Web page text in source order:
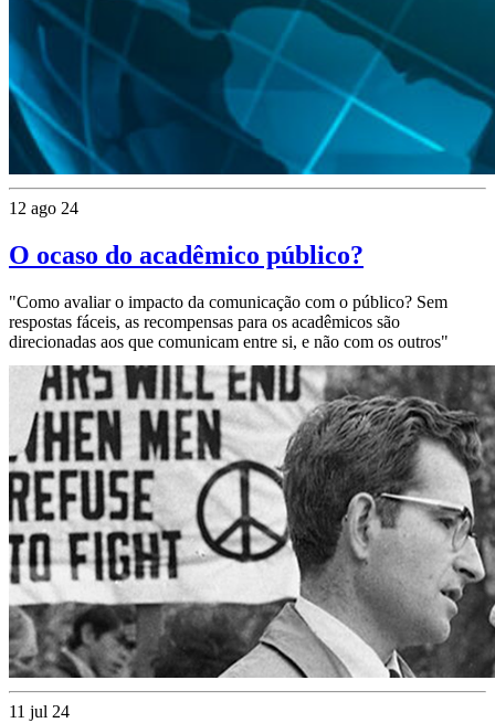
12 ago 24
O ocaso do acadêmico público?
"Como avaliar o impacto da comunicação com o público? Sem
respostas fáceis, as recompensas para os acadêmicos são
direcionadas aos que comunicam entre si, e não com os outros"
11 jul 24